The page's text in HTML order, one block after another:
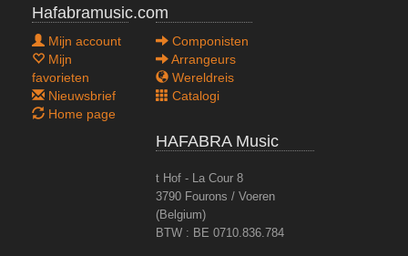
Hafabramusic.com
Mijn account
Mijn
favorieten
Nieuwsbrief
Home page
Componisten
Arrangeurs
Wereldreis
Catalogi
HAFABRA Music
t Hof - La Cour 8
3790 Fourons / Voeren
(Belgium)
BTW : BE 0710.836.784